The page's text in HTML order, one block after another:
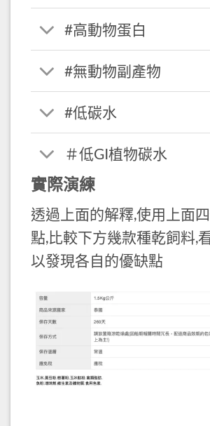
#高動物蛋白
#無動物副產物
#低碳水
＃低GI植物碳水
實際演練
透過上面的解釋,使用上面
點,比較下方幾款種乾飼料,
以發現各自的優缺點